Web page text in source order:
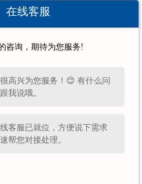
会产生又宽又多的裂
，应与处理，可灌注
定很好。
助，更多内容请点击
领域有哪些
在线客服
咨询，期待为您服务!
高兴为您服务！😊 有什么问
我说哦。
客服已就位，方便说下需求
帮您对接处理。